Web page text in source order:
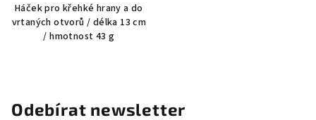
Háček pro křehké hrany a do
vrtaných otvorů / délka 13 cm
/ hmotnost 43 g
Odebírat newsletter